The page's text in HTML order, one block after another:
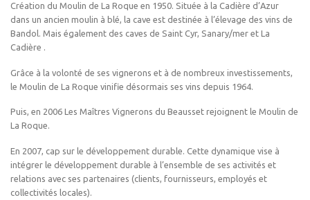
Création du Moulin de La Roque en 1950. Située à la Cadière d’Azur
dans un ancien moulin à blé, la cave est destinée à l’élevage des vins de
Bandol. Mais également des caves de Saint Cyr, Sanary/mer et La
Cadière .
Grâce à la volonté de ses vignerons et à de nombreux investissements,
le Moulin de La Roque vinifie désormais ses vins depuis 1964.
Puis, en 2006 Les Maîtres Vignerons du Beausset rejoignent le Moulin de
La Roque.
En 2007, cap sur le développement durable. Cette dynamique vise à
intégrer le développement durable à l’ensemble de ses activités et
relations avec ses partenaires (clients, fournisseurs, employés et
collectivités locales).